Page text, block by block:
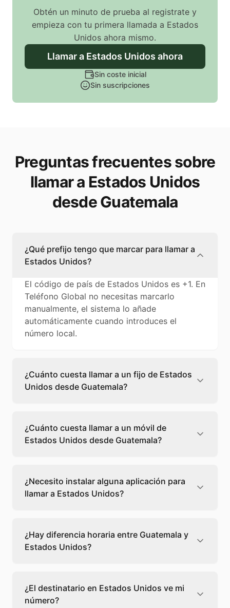
Obtén un minuto de prueba al registrate y
empieza con tu primera llamada a Estados
Unidos ahora mismo.
Llamara Estados Unidos ahora
Sin coste inicial
Sin suscripciones
Preguntas frecuentes sobre
llamar a Estados Unidos
desde Guatemala
¿Qué prefijo tengo que marcar para llamar a
Estados Unidos?
El código de país de Estados Unidos es +1. En
Teléfono Global no necesitas marcarlo
manualmente, el sistema lo añade
automáticamente cuando introduces el
número local.
¿Cuánto cuesta llamar a un fijo de Estados
Unidos desde Guatemala?
Guatemala cuesta 0,02 €/min con Teléfono
Global. Verás el precio exacto antes de
marcar para que sepas qué vas a gastar.
¿Cuánto cuesta llamar a un móvil de
Estados Unidos desde Guatemala?
Guatemala cuesta 0,02 €/min con Teléfono
Global. Pagas solo los minutos que hablas, sin
cuotas ni permanencia.
¿Necesito instalar alguna aplicación para
llamar a Estados Unidos?
desde tu navegador web. Solo necesitas una
conexión a internet y podrás llamar
directamente a Estados Unidos.
¿Hay diferencia horaria entre Guatemala y
Estados Unidos?
momentopara llamar a a Estados Unidos.
¿El destinatario en Estados Unidos ve mi
número?